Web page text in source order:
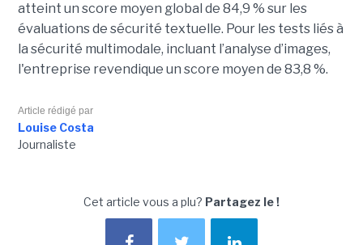
atteint un score moyen global de 84,9 % sur les
évaluations de sécurité textuelle. Pour les tests liés à
la sécurité multimodale, incluant l’analyse d’images,
l'entreprise revendique un score moyen de 83,8 %.
Article rédigé par
Louise Costa
Journaliste
Cet article vous a plu? Partagez le !